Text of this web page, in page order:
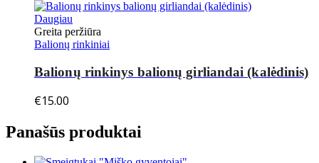
Daugiau
Greita peržiūra
Balionų rinkiniai
Balionų rinkinys balionų girliandai (kalėdinis)
€15.00
Panašūs produktai